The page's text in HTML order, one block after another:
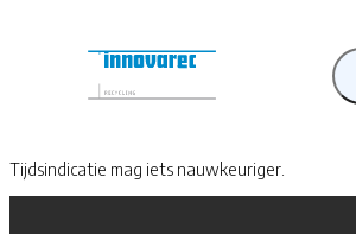
Tijdsindicatie mag iets nauwkeuriger.